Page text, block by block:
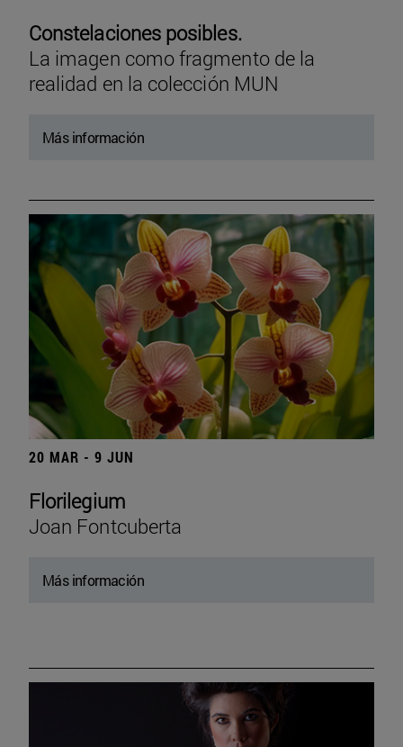
Constelaciones posibles.
La imagen como fragmento de la
realidad en la colección MUN
Más información
20 MAR - 9 JUN
Florilegium
Joan Fontcuberta
Más información